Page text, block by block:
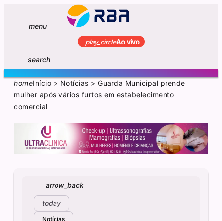
menu
play_circleAo vivo
search
homeInício > Notícias >Guarda Municipal prende
mulher após vários furtos em estabelecimento
comercial
arrow_back
today
Notícias